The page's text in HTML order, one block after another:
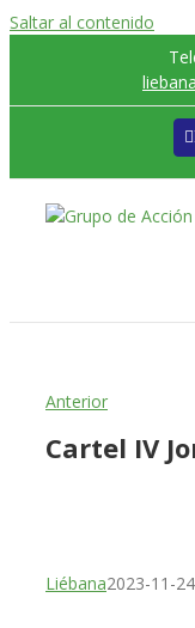
Saltar al contenido
Anterior
Cartel IV
Liébana2023-11-